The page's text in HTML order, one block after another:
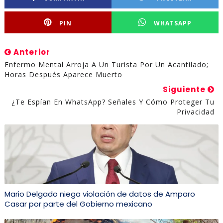
PIN WHATSAPP
Anterior
Enfermo Mental Arroja A Un Turista Por Un Acantilado;
Horas Después Aparece Muerto
Siguiente
¿Te Espían En WhatsApp? Señales Y Cómo Proteger Tu
Privacidad
Mario Delgado niega violación de datos de Amparo
Casar por parte del Gobierno mexicano